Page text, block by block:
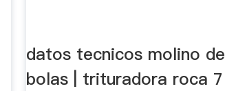
datos tecnicos molino de
bolas | trituradora roca 7